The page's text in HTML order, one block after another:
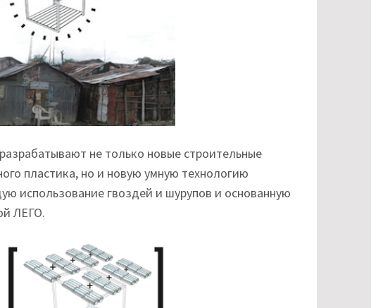
не только новые строительные
пластика, но и новую умную технологию
использование гвоздей и шурупов и основанную
ЛЕГО.